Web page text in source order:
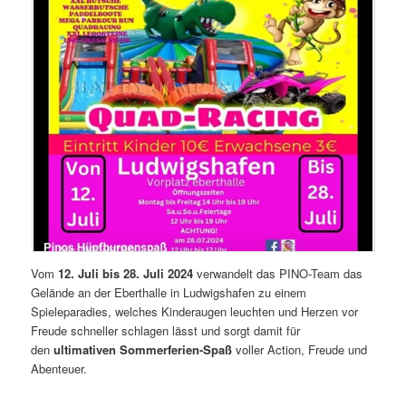
Vom12. Juli bis 28. Juli 2024verwandelt das PINO-Team das
Gelände an der Eberthalle in Ludwigshafen zu einem
Spieleparadies, welches Kinderaugen leuchten und Herzen vor
Freude schneller schlagen lässt und sorgt damit für
denultimativen Sommerferien-Spaß voller Action, Freude und
Abenteuer.